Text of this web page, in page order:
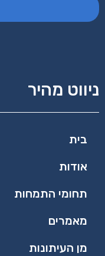
ניווט מהיר
בית
אודות
תחומי התמחות
מאמרים
מן העיתונות